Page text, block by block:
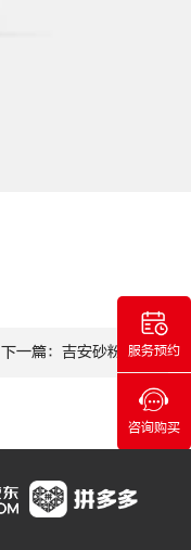
下一篇：吉安砂粉 服务预约
咨询购买